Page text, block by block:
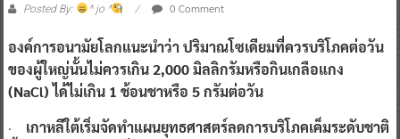
Posted By: ^ jo ^ 0 Comment
องค์การอนามัยโลกแนะนำว่า ปริมาณโซเดียมที่ควรบริโภคต่อวัน
ของผู้ใหญ่นั้นไม่ควรเกิน2,000 มิลลิกรัมหรือกินเกลือแกง
(NaCl) ได้ไม่เกิน 1 ช้อนชาหรือ 5 กรัมต่อวัน
· เกาหลีใต้เริ่มจัดทำแผนยุทธศาสตร์ลดการบริโภคเค็มระดับชาติ